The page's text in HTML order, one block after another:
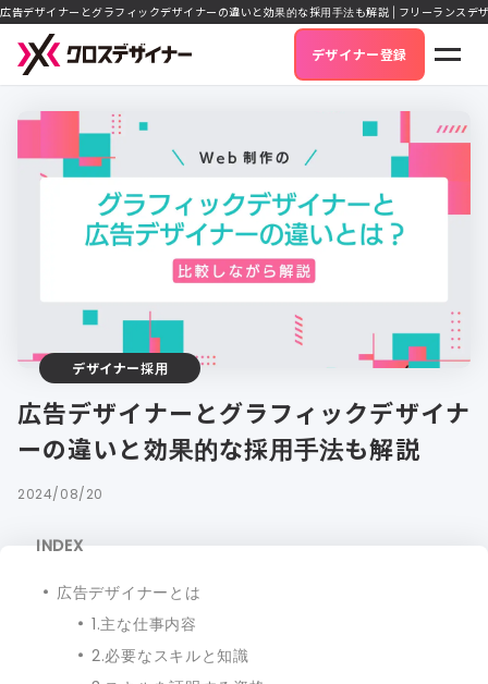
広告デザイナーとグラフィックデザイナーの違いと効果的な採用手法も解説 | フリーランスデ
デザイナー登録
デザイナー採用
広告デザイナーとグラフィックデザイナ
ーの違いと効果的な採用手法も解説
2024/08/20
INDEX
広告デザイナーとは
1.主な仕事内容
2.必要なスキルと知識